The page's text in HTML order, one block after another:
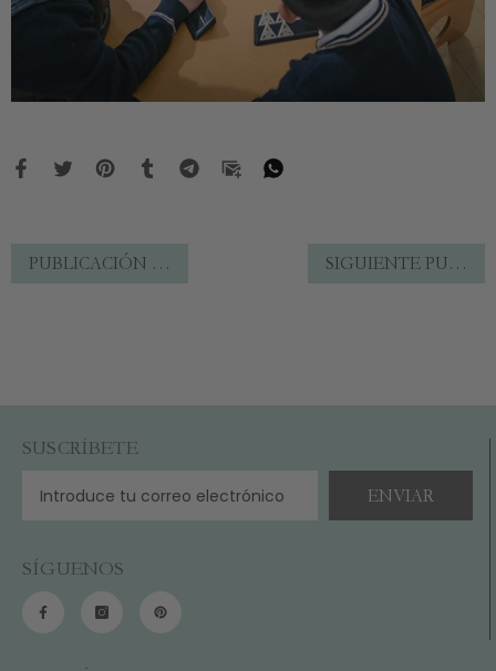
PUBLICACIÓN ANTERIOR SIGUIENTE PUBLICACIÓN
SUSCRÍBETE
ENVIAR
SÍGUENOS